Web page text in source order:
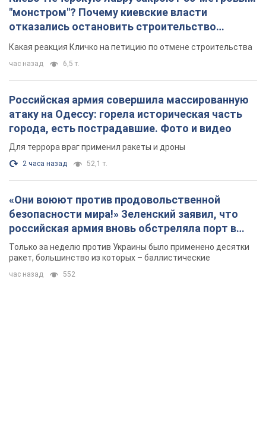
"монстром"? Почему киевские власти
отказались остановить строительство
небоскреба "московского верующего"
Какая реакция Кличко на петицию по отмене строительства
час назад 6,5 т.
Российская армия совершила массированную
атаку на Одессу: горела историческая часть
города, есть пострадавшие. Фото и видео
Для террора враг применил ракеты и дроны
2 часа назад 52,1 т.
«Они воюют против продовольственной
безопасности мира!» Зеленский заявил, что
российская армия вновь обстреляла порт в
Одессе
Только за неделю против Украины было применено десятки
ракет, большинство из которых – баллистические
час назад 552